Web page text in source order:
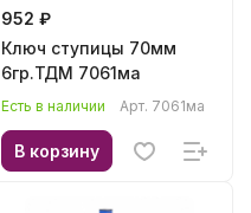
952 ₽
Ключ ступицы 70мм
6гр.ТДМ 7061ма
Есть в наличии Арт. 7061ма
В корзину